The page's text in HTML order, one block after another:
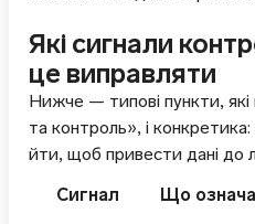
Які сигнали
це виправляти
Нижче — типові пункти,
та контроль», і
йти, щоб привести дані до
Сигнал
Що